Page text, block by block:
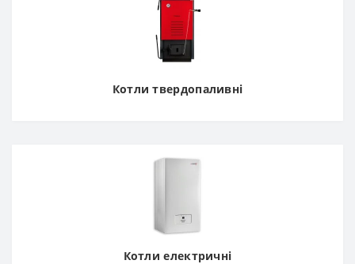
Котли твердопаливні
Котли електричні